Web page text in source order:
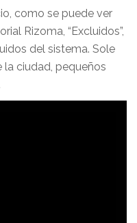
como se puede ver
Rizoma, “Excluidos”,
del sistema. Sole
ciudad, pequeños